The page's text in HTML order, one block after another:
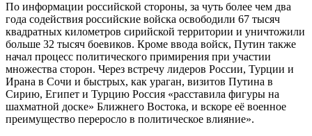
По информации российской стороны, за чуть более чем два
года содействия российские войска освободили 67 тысяч
квадратных километров сирийской территории и уничтожили
больше 32 тысяч боевиков. Кроме ввода войск, Путин также
начал процесс политического примирения при участии
множества сторон. Через встречу лидеров России, Турции и
Ирана в Сочи и быстрых, как ураган, визитов Путина в
Сирию, Египет и Турцию Россия «расставила фигуры на
шахматной доске» Ближнего Востока, и вскоре её военное
преимущество переросло в политическое влияние».